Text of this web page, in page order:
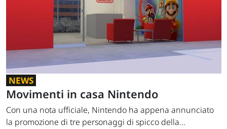
NEWS
Movimenti in casa Nintendo
Con una nota ufficiale, Nintendo ha appena annunciato
la promozione di tre personaggi di spicco della...